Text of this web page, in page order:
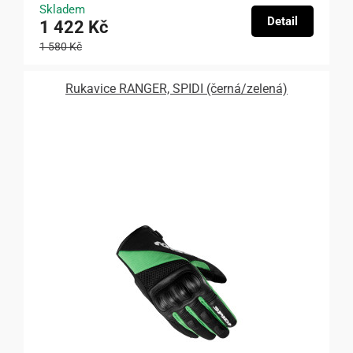
Skladem
1 422 Kč
1 580 Kč
Detail
Rukavice RANGER, SPIDI (černá/zelená)